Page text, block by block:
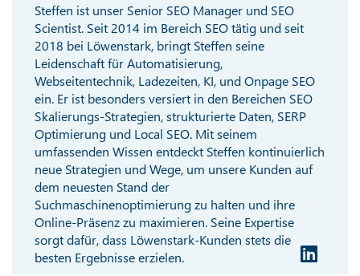
Steffen ist unser Senior SEO Manager und SEO
Scientist. Seit 2014 im Bereich SEO tätig und seit
2018 bei Löwenstark, bringt Steffen seine
Leidenschaft für Automatisierung,
Webseitentechnik, Ladezeiten, KI, und Onpage SEO
ein. Er ist besonders versiert in den Bereichen SEO
Skalierungs-Strategien, strukturierte Daten, SERP
Optimierung und Local SEO. Mit seinem
umfassenden Wissen entdeckt Steffen kontinuierlich
neue Strategien und Wege, um unsere Kunden auf
dem neuesten Stand der
Suchmaschinenoptimierung zu halten und ihre
Online-Präsenz zu maximieren. Seine Expertise
sorgt dafür, dass Löwenstark-Kunden stets die
besten Ergebnisse erzielen.